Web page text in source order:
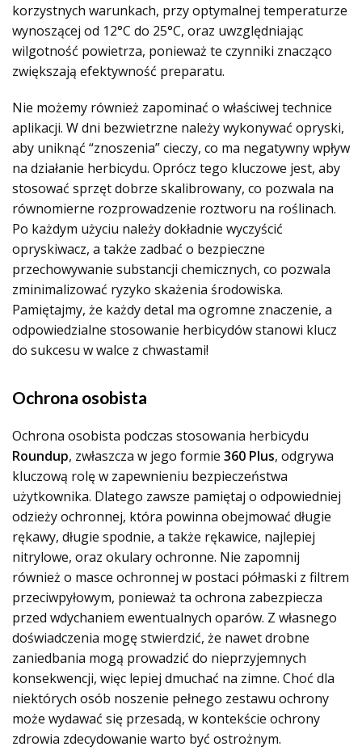
korzystnych warunkach, przy optymalnej temperaturze
wynoszącej od 12°C do 25°C, oraz uwzględniając
wilgotność powietrza, ponieważ te czynniki znacząco
zwiększają efektywność preparatu.
Nie możemy również zapominać o właściwej technice
aplikacji. W dni bezwietrzne należy wykonywać opryski,
aby uniknąć “znoszenia” cieczy, co ma negatywny wpływ
na działanie herbicydu. Oprócz tego kluczowe jest, aby
stosować sprzęt dobrze skalibrowany, co pozwala na
równomierne rozprowadzenie roztworu na roślinach.
Po każdym użyciu należy dokładnie wyczyścić
opryskiwacz, a także zadbać o bezpieczne
przechowywanie substancji chemicznych, co pozwala
zminimalizować ryzyko skażenia środowiska.
Pamiętajmy, że każdy detal ma ogromne znaczenie, a
odpowiedzialne stosowanie herbicydów stanowi klucz
do sukcesu w walce z chwastami!
Ochrona osobista
Ochrona osobista podczas stosowania herbicydu
Roundup, zwłaszcza w jego formie 360 Plus, odgrywa
kluczową rolę w zapewnieniu bezpieczeństwa
użytkownika. Dlatego zawsze pamiętaj o odpowiedniej
odzieży ochronnej, która powinna obejmować długie
rękawy, długie spodnie, a także rękawice, najlepiej
nitrylowe, oraz okulary ochronne. Nie zapomnij
również o masce ochronnej w postaci półmaski z filtrem
przeciwpyłowym, ponieważ ta ochrona zabezpiecza
przed wdychaniem ewentualnych oparów. Z własnego
doświadczenia mogę stwierdzić, że nawet drobne
zaniedbania mogą prowadzić do nieprzyjemnych
konsekwencji, więc lepiej dmuchać na zimne. Choć dla
niektórych osób noszenie pełnego zestawu ochrony
może wydawać się przesadą, w kontekście ochrony
zdrowia zdecydowanie warto być ostrożnym.